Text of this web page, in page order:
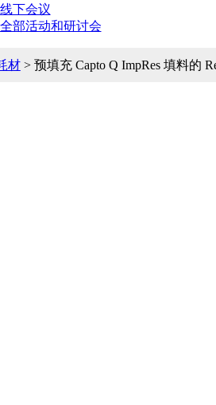
线下会议
全部活动和研讨会
材> 预填充 Capto Q ImpRes 填料的